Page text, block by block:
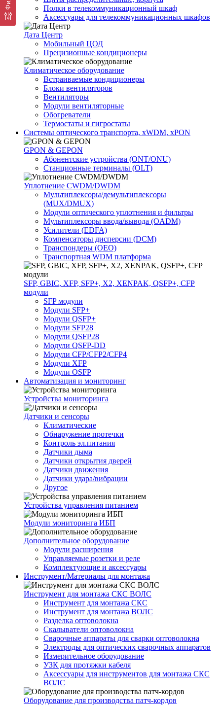
Полки в телекоммуникационный шкаф
Аксессуары для телекоммуникационных шкафов
Дата Центр
Мобильный ЦОД
Прецизионные кондиционеры
Климатичeское оборудование
Встраиваемые кондиционеры
Блоки вентиляторов
Вентиляторы
Модули вентиляторные
Обогреватели
Термостаты и гигростаты
Системы оптического транспорта, xWDM, xPON
GPON & GEPON
Абонентские устройства (ONT/ONU)
Станционные терминалы (OLT)
Уплотнение CWDM/DWDM
Мультиплексоры/демультиплексоры
(MUX/DMUX)
Модули оптического уплотнения и фильтры
Мультиплексоры ввода/вывода (OADM)
Усилители (EDFA)
Компенсаторы дисперсии (DCM)
Транспондеры (OEO)
Транспортная WDM платформа
SFP, GBIC, XFP, SFP+, X2, XENPAK, QSFP+, CFP
модули
SFP модули
Модули SFP+
Модули QSFP+
Модули SFP28
Модули QSFP28
Модули QSFP-DD
Модули CFP/CFP2/CFP4
Модули XFP
Модули OSFP
Автоматизация и мониторинг
Устройства мониторинга
Датчики и сенсоры
Климатические
Обнаружение протечки
Контроль эл.питания
Датчики дыма
Датчики открытия дверей
Датчики движения
Датчики удара/вибрации
Другое
Устройства управления питанием
Модули мониторинга ИБП
Дополнительное оборудование
Модули расширения
Управляемые розетки и реле
Комплектующие и аксессуары
Инструмент/Материалы для монтажа
Инструмент для монтажа СКС ВОЛС
Инструмент для монтажа СКС
Инструмент для монтажа ВОЛС
Разделка оптоволокна
Скалыватели оптоволокна
Сварочные аппараты для сварки оптоволокна
Электроды для оптических сварочных аппаратов
Измерительное оборудование
УЗК для протяжки кабеля
Аксессуары для инструментов для монтажа СКС
ВОЛС
Оборудование для производства патч-кордов